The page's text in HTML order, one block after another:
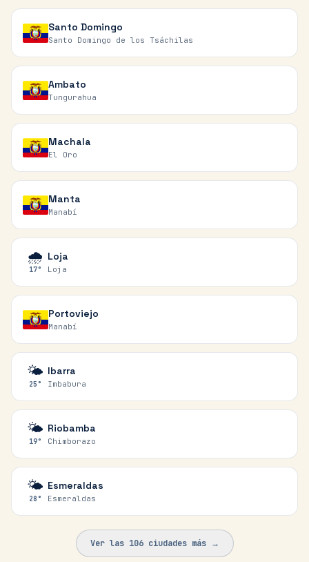
Santo Domingo
Santo Domingo de los Tsáchilas
Ambato
Tungurahua
Machala
El Oro
Manta
Manabí
🌧️
17°
Loja
Loja
Portoviejo
Manabí
🌤️
25°
Ibarra
Imbabura
🌤️
19°
Riobamba
Chimborazo
🌤️
28°
Esmeraldas
Esmeraldas
Ver las 106ciudades más →